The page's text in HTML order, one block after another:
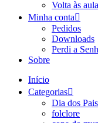
Volta às
Minha conta
Pedidos
Downloads
Perdi a
Sobre
Início
Categorias
Dia dos Pais
folclore